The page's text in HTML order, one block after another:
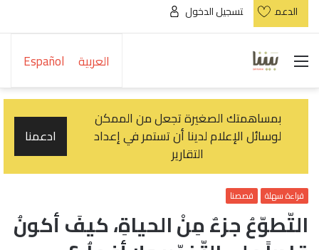
الدعم تسجيل الدخول
العربية Español القائمة
بمساهمتك الصغيرة تجعل من الممكن
لوسائل الإعلام لدينا أن تستمر في إعداد
التقارير
ادعمنا
قراءة سهلة قصصنا
التّطوّعُ جزءٌ مِنْ الحياةِ، كيفَ أكونُ